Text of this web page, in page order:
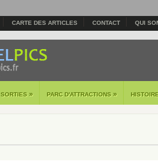
CARTE DES ARTICLES CONTACT QUI
SORTIES » PARC D'ATTRACTIONS »